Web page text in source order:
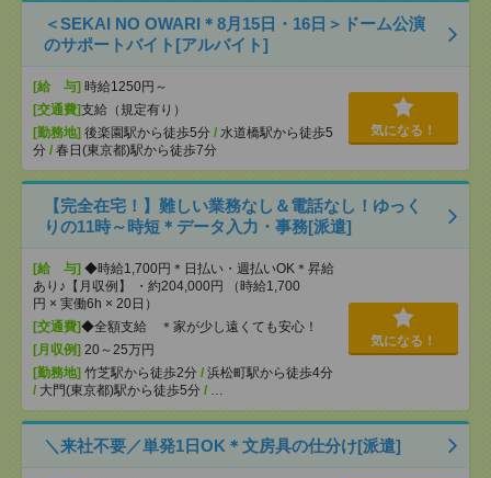
＜SEKAI NO OWARI＊8月15日・16日＞ドーム公演
のサポートバイト[アルバイト]
[給 与] 時給1250円～
[交通費]支給（規定有り）
[勤務地] 後楽園駅から徒歩5分 / 水道橋駅から徒歩5
分 / 春日(東京都)駅から徒歩7分
気になる！
【完全在宅！】難しい業務なし＆電話なし！ゆっく
りの11時～時短＊データ入力・事務[派遣]
[給 与] ◆時給1,700円＊日払い・週払いOK＊昇給
あり♪【月収例】 ・約204,000円 （時給1,700
円 × 実働6h × 20日）
[交通費]◆全額支給 ＊家が少し遠くても安心！
[月収例] 20～25万円
[勤務地] 竹芝駅から徒歩2分 / 浜松町駅から徒歩4分
/ 大門(東京都)駅から徒歩5分 / …
気になる！
＼来社不要／単発1日OK＊文房具の仕分け[派遣]